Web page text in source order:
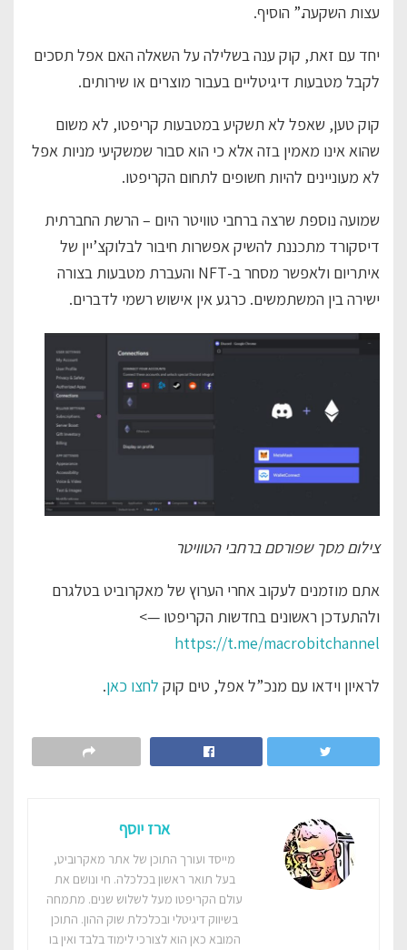
עצות השקעה.” הוסיף.
יחד עם זאת, קוק ענה בשלילה על השאלה האם אפל תסכים
לקבל מטבעות דיגיטליים בעבור מוצרים או שירותים.
קוק טען, שאפל לא תשקיע במטבעות קריפטו, לא משום
שהוא אינו מאמין בזה אלא כי הוא סבור שמשקיעי מניות אפל
לא מעוניינים להיות חשופים לתחום הקריפטו.
שמועה נוספת שרצה ברחבי טוויטר היום – הרשת החברתית
דיסקורד מתכננת להשיק אפשרות חיבור לבלוקצ’יין של
איתריום ולאפשר מסחר ב-NFT והעברת מטבעות בצורה
ישירה בין המשתמשים. כרגע אין אישוש רשמי לדברים.
צילום מסך שפורסם ברחבי הטוויטר
אתם מוזמנים לעקוב אחרי הערוץ של מאקרוביט בטלגרם
ולהתעדכן ראשונים בחדשות הקריפטו —>
https://t.me/macrobitchannel
לראיון וידאו עם מנכ”ל אפל, טים קוק לחצו כאן.
ארז יוסף
מייסד ועורך התוכן של אתר מאקרוביט,
בעל תואר ראשון בכלכלה. חי ונושם את
עולם הקריפטו מעל לשלוש שנים. מתמחה
בשיווק דיגיטלי ובכלכלת שוק ההון. התוכן
המובא כאן הוא לצורכי לימוד בלבד ואין בו